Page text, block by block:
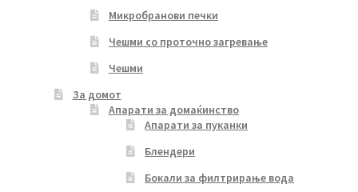
Микробранови печки
Чешми со проточно загревање
Чешми
За домот
Апарати за домаќинство
Апарати за пуканки
Блендери
Бокали за филтрирање вода